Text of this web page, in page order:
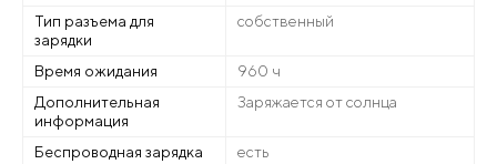
Тип разъема для
зарядки
собственный
Время ожидания
960 ч
Дополнительная
информация
Заряжается от солнца
Беспроводная зарядка есть